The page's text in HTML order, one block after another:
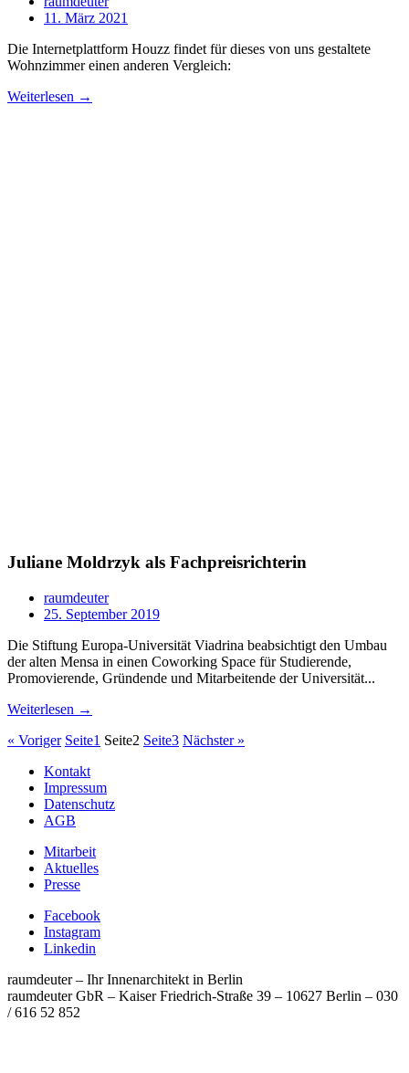
11. März 2021
Die Internetplattform Houzz findet für dieses von uns gestaltete
Wohnzimmer einen anderen Vergleich:
Weiterlesen →
Juliane Moldrzyk als Fachpreisrichterin
raumdeuter
25. September 2019
Die Stiftung Europa-Universität Viadrina beabsichtigt den Umbau
der alten Mensa in einen Coworking Space für Studierende,
Promovierende, Gründende und Mitarbeitende der Universität...
Weiterlesen →
« Voriger Seite1 Seite2 Seite3 Nächster »
Kontakt
Impressum
Datenschutz
AGB
Mitarbeit
Aktuelles
Presse
Facebook
Instagram
Linkedin
raumdeuter – Ihr Innenarchitekt in Berlin
raumdeuter GbR – Kaiser Friedrich-Straße 39 – 10627 Berlin – 030
/ 616 52 852